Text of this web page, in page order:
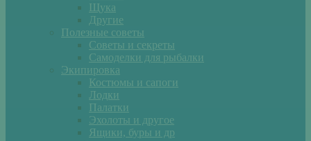
Щука
Другие
Полезные советы
Советы и секреты
Самоделки для рыбалки
Экипировка
Костюмы и сапоги
Лодки
Палатки
Эхолоты и другое
Ящики, буры и др